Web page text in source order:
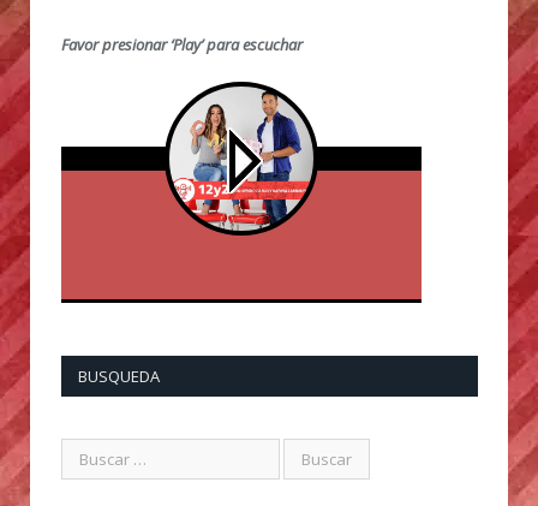
Favor presionar ‘Play’ para escuchar
BUSQUEDA